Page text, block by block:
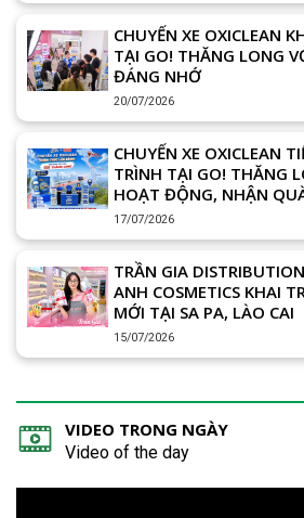
CHUYẾN XE OXICLEAN
TẠI GO! THĂNG LONG
ĐÁNG NHỚ
20/07/2026
CHUYẾN XE OXICLEAN
TRÌNH TẠI GO! THĂNG
HOẠT ĐỘNG, NHẬN
17/07/2026
TRẦN GIA
ANH COSMETICS KHAI
MỚI TẠI SA PA, LÀO CAI
15/07/2026
VIDEO TRONG NGÀY
Video of the day